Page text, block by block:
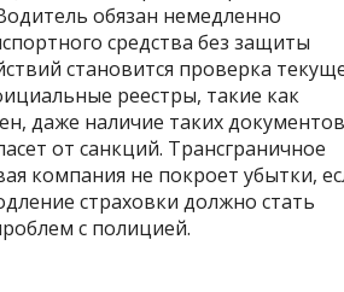
обязан немедленно
средства без защиты
становится проверка
реестры, такие как
даже наличие таких
от санкций. Трансграничное
компания не покроет убытки,
страховки должно стать
с полицией.